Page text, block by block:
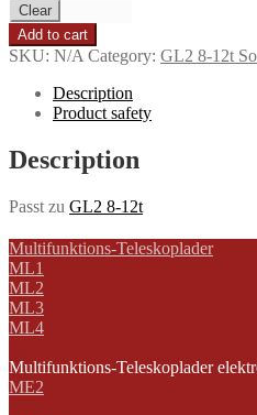
Clear
Add to cart
SKU: N/A Category: GL2 8-12t
Description
Product safety
Description
Passt zu GL2 8-12t
Multifunktions-Teleskoplader
ML1
ML2
ML3
ML4
Multifunktions-Teleskoplader
ME2